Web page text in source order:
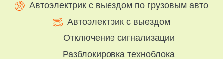
Автоэлектрик с выездом по грузовым авто
Автоэлектрик с выездом
Отключение сигнализации
Разблокировка техноблока